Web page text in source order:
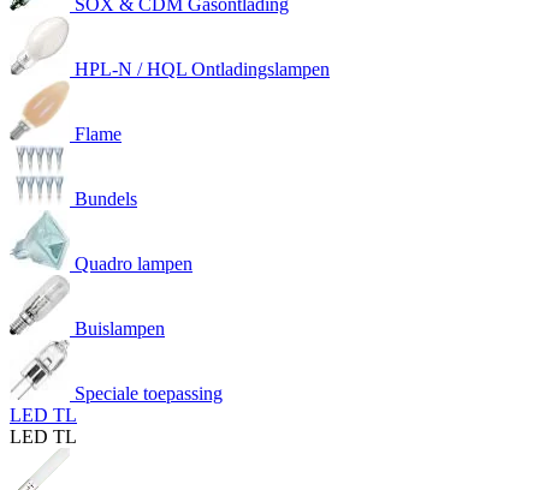
SOX & CDM Gasontlading
HPL-N / HQL Ontladingslampen
Flame
Bundels
Quadro lampen
Buislampen
Speciale toepassing
LED TL
LED TL